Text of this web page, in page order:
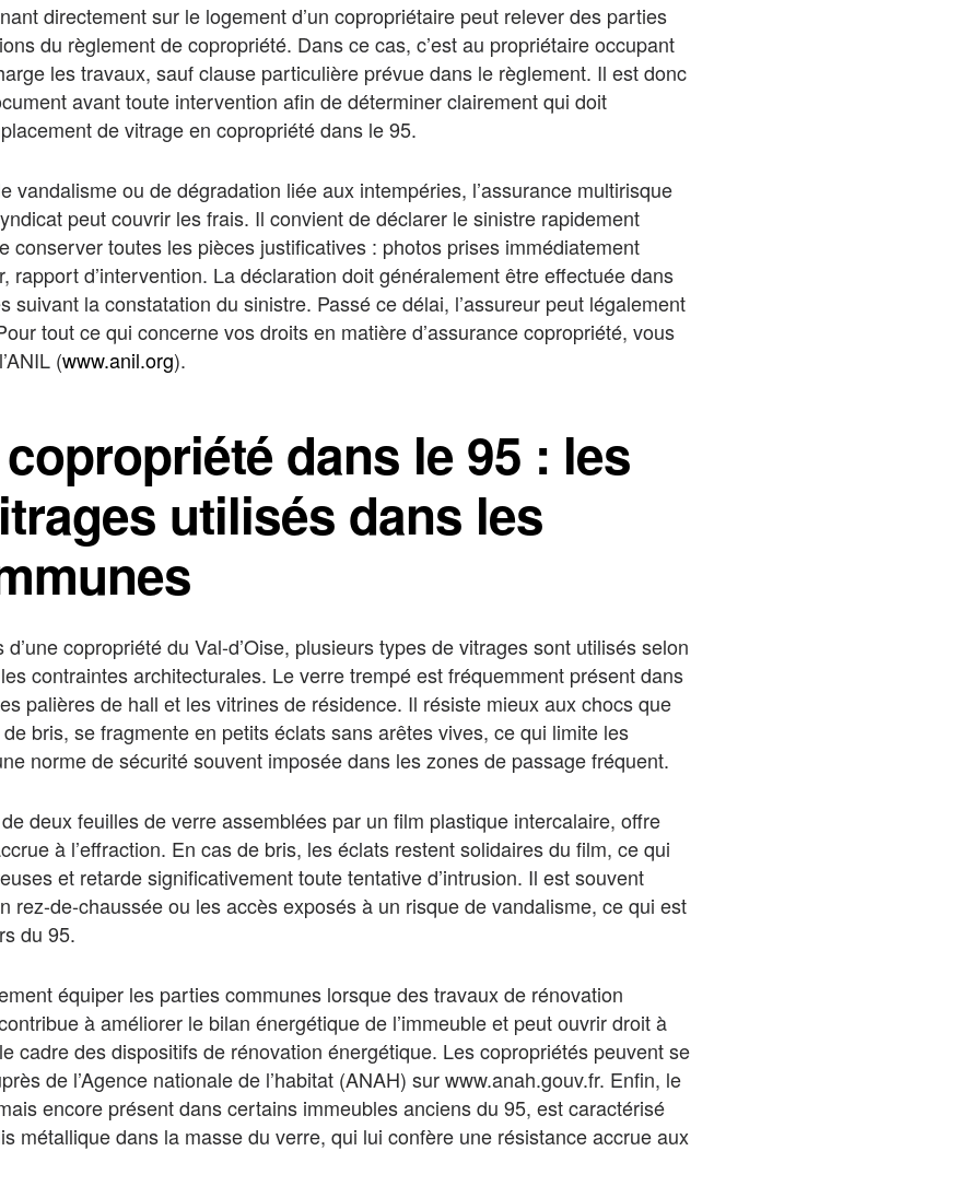
directement sur le logement d’un copropriétaire peut relever des parties
du règlement de copropriété. Dans ce cas, c’est au propriétaire occupant
les travaux, sauf clause particulière prévue dans le règlement. Il est donc
avant toute intervention afin de déterminer clairement qui doit
de vitrage en copropriété dans le 95.
vandalisme ou de dégradation liée aux intempéries, l’assurance multirisque
peut couvrir les frais. Il convient de déclarer le sinistre rapidement
conserver toutes les pièces justificatives : photos prises immédiatement
rapport d’intervention. La déclaration doit généralement être effectuée dans
suivant la constatation du sinistre. Passé ce délai, l’assureur peut légalement
tout ce qui concerne vos droits en matière d’assurance copropriété, vous
(www.anil.org).
dans le 95 : les
utilisés dans les
copropriété du Val-d’Oise, plusieurs types de vitrages sont utilisés selon
contraintes architecturales. Le verre trempé est fréquemment présent dans
palières de hall et les vitrines de résidence. Il résiste mieux aux chocs que
bris, se fragmente en petits éclats sans arêtes vives, ce qui limite les
norme de sécurité souvent imposée dans les zones de passage fréquent.
deux feuilles de verre assemblées par un film plastique intercalaire, offre
à l’effraction. En cas de bris, les éclats restent solidaires du film, ce qui
et retarde significativement toute tentative d’intrusion. Il est souvent
rez-de-chaussée ou les accès exposés à un risque de vandalisme, ce qui est
du 95.
équiper les parties communes lorsque des travaux de rénovation
à améliorer le bilan énergétique de l’immeuble et peut ouvrir droit à
cadre des dispositifs de rénovation énergétique. Les copropriétés peuvent se
de l’Agence nationale de l’habitat (ANAH) sur www.anah.gouv.fr. Enfin, le
encore présent dans certains immeubles anciens du 95, est caractérisé
métallique dans la masse du verre, qui lui confère une résistance accrue aux